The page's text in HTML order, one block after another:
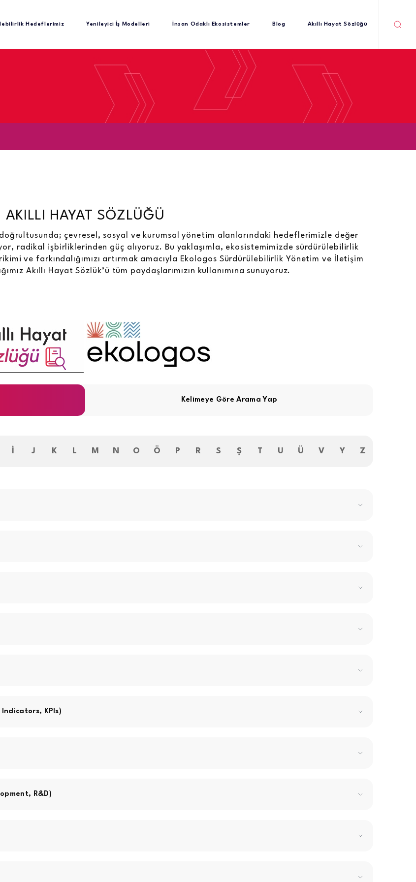
Hedeflerimiz Yenileyici İş Modelleri İnsan Odaklı Ekosistemler Blog Akıllı Hayat Sözlüğü
AKILLI HAYAT SÖZLÜĞÜ
çevresel, sosyal ve kurumsal yönetim alanlarındaki hedeflerimizle değer
radikal işbirliklerinden güç alıyoruz. Bu yaklaşımla, ekosistemimizde sürdürülebilirlik
ve farkındalığımızı artırmak amacıyla Ekologos Sürdürülebilirlik Yönetim ve İletişim
Akıllı Hayat Sözlük’ü tüm paydaşlarımızın kullanımına sunuyoruz.
Kelimeye Göre Arama Yap
J K L M N O Ö P R S Ş T U Ü V Y Z
KPIs)
R&D)